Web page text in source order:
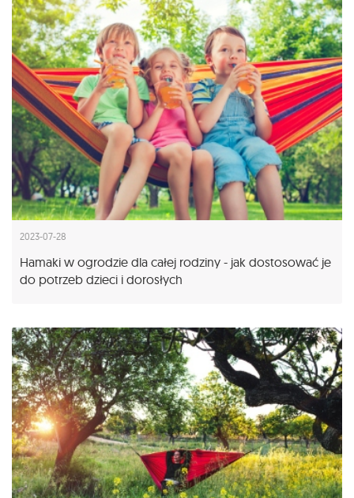
2023-07-28
Hamaki w ogrodzie dla całej rodziny - jak dostosować je
do potrzeb dzieci i dorosłych